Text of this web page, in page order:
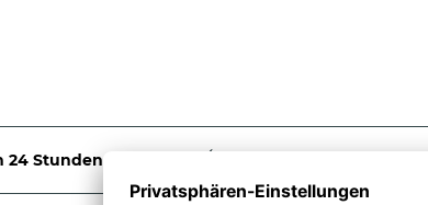
24 Stunden